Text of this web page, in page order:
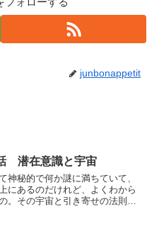
junbonappetit
潜在意識と宇宙
神秘的で何か謎に満ちていて、
にあるのだけれど、よくわから
。その宇宙と引き寄せの法則っ